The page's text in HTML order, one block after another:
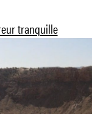
tranquille